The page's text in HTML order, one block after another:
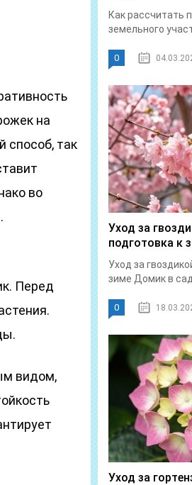
на
способ, так
во
Перед
видом,
Как рассчитать
земельного
0
Уход за
подготовка к
Уход за
зиме Домик в
0
Уход за